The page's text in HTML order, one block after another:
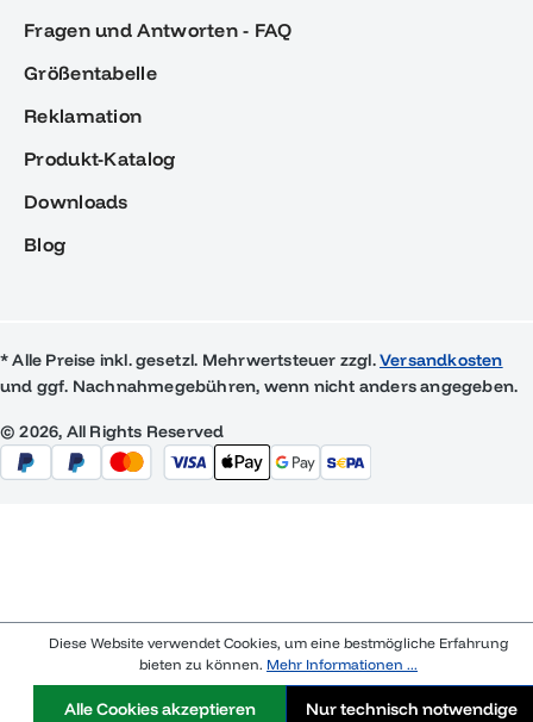
Fragen und Antworten - FAQ
Größentabelle
Reklamation
Produkt-Katalog
Downloads
Blog
* Alle Preise inkl. gesetzl. Mehrwertsteuer zzgl.Versandkosten
und ggf. Nachnahmegebühren, wenn nicht anders angegeben.
© 2026, All Rights Reserved
Diese Website verwendet Cookies, um eine bestmögliche Erfahrung
bieten zu können. Mehr Informationen ...
Nur technisch notwendige
Alle Cookies akzeptieren